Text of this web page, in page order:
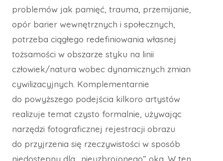
problemów jak pamięć, trauma, przemijanie,
opór barier wewnętrznych i społecznych,
potrzeba ciągłego redefiniowania własnej
tożsamości w obszarze styku na linii
człowiek/natura wobec dynamicznych zmian
cywilizacyjnych. Komplementarnie
do powyższego podejścia kilkoro artystów
realizuje temat czysto formalnie, używając
narzędzi fotograficznej rejestracji obrazu
do przyjrzenia się rzeczywistości w sposób
niedostępny dla „nieuzbrojonego” oka. W ten